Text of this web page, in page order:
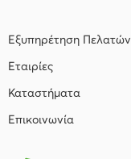
Εξυπηρέτηση Πελατών
Εταιρίες
Καταστήματα
Επικοινωνία